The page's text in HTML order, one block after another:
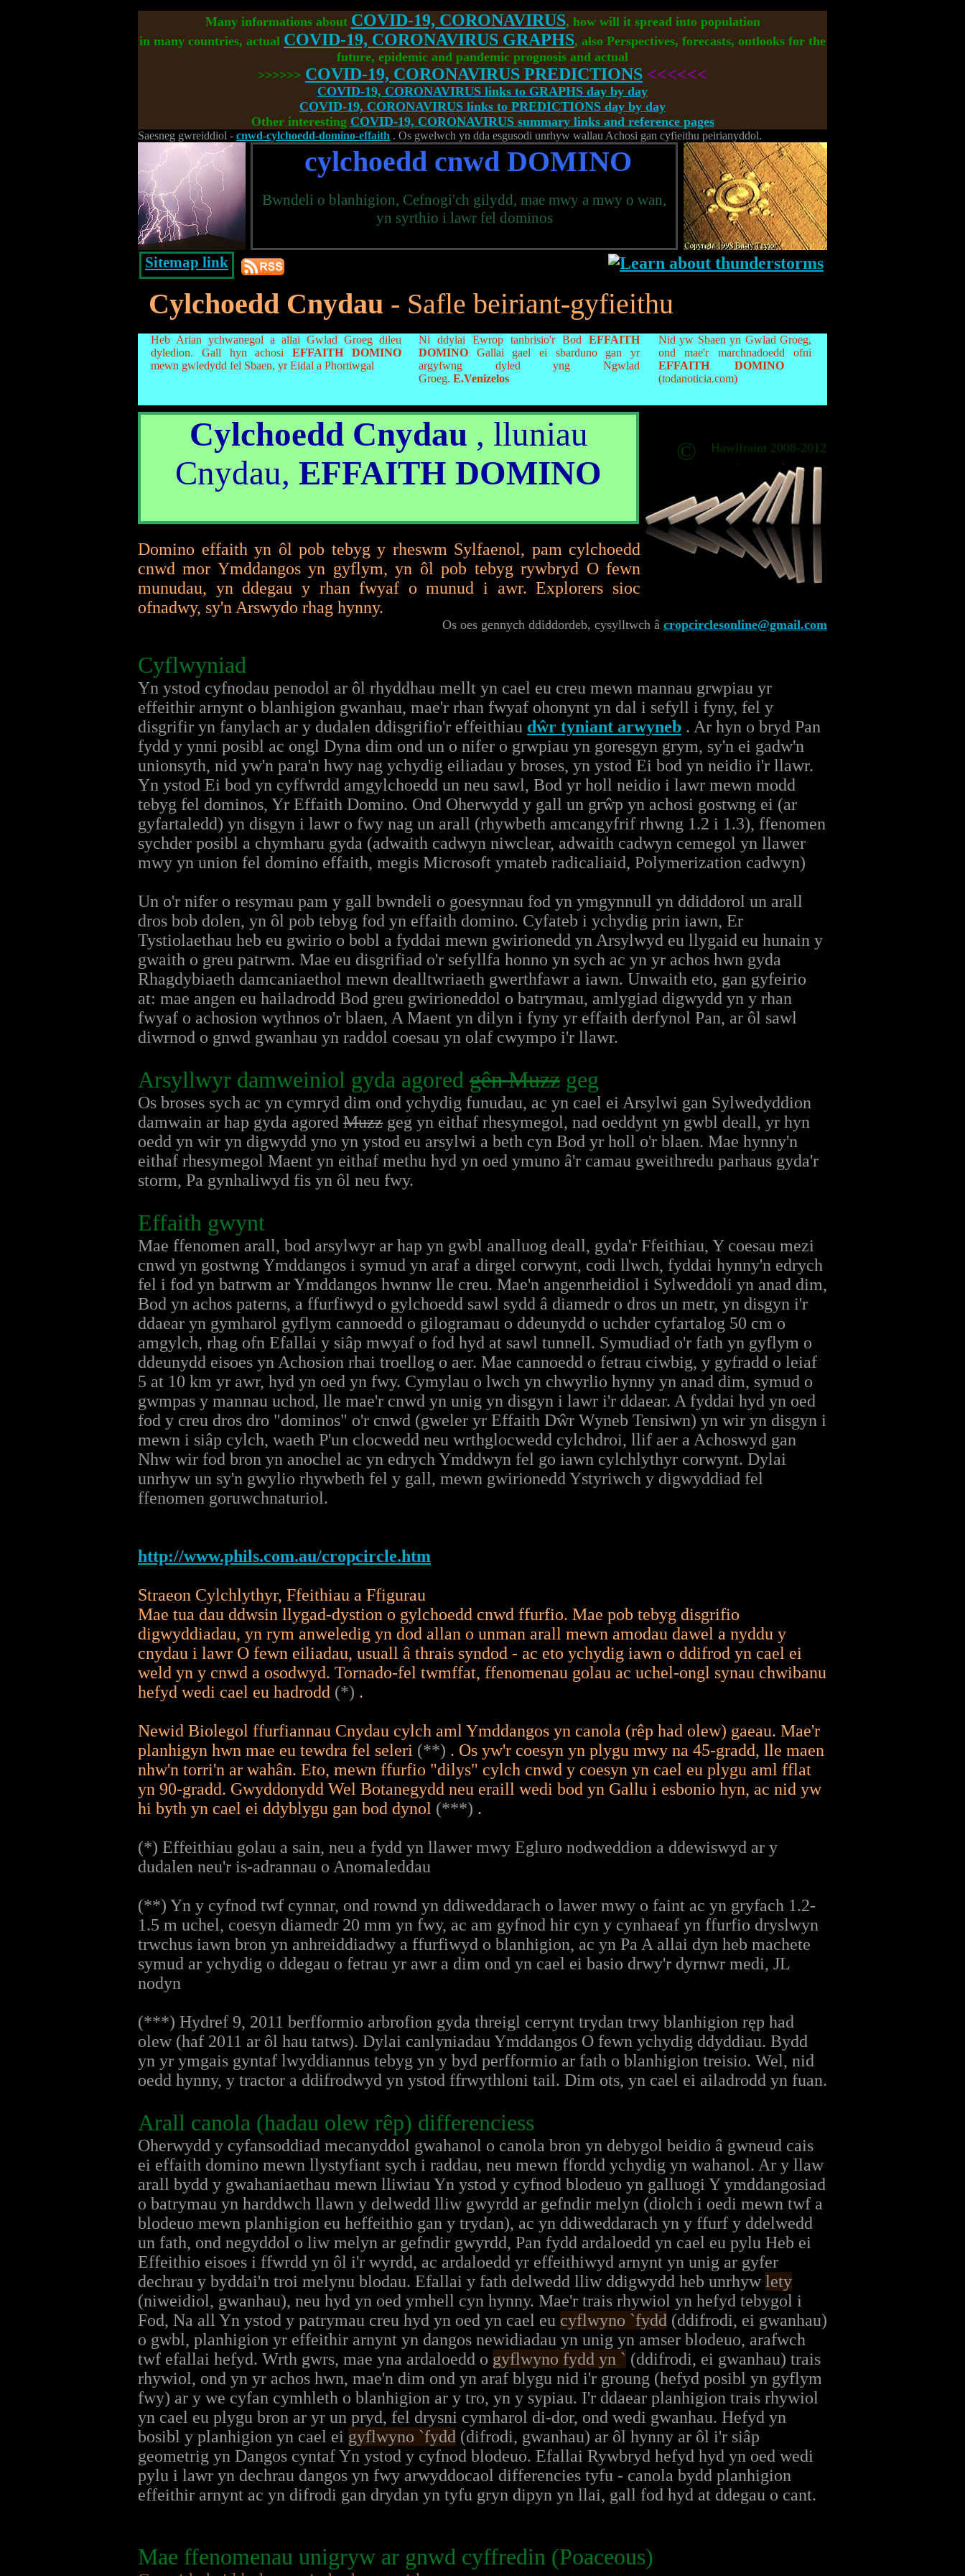
Many informations about COVID-19, CORONAVIRUS, how will it spread into population
in many countries, actual COVID-19, CORONAVIRUS GRAPHS, also Perspectives, forecasts, outlooks for the
future, epidemic and pandemic prognosis and actual
>>>>>> COVID-19, CORONAVIRUS PREDICTIONS <<<<<<
COVID-19, CORONAVIRUS links to GRAPHS day by day
COVID-19, CORONAVIRUS links to PREDICTIONS day by day
Other interesting COVID-19, CORONAVIRUS summary links and reference pages
Saesneg gwreiddiol - cnwd-cylchoedd-domino-effaith . Os gwelwch yn dda esgusodi unrhyw wallau Achosi gan cyfieithu peirianyddol.
cylchoedd cnwd DOMINO
Bwndeli o blanhigion, Cefnogi'ch gilydd, mae mwy a mwy o wan,
yn syrthio i lawr fel dominos
Sitemap link
Cylchoedd Cnydau - Safle beiriant-gyfieithu
Heb Arian ychwanegol a allai Gwlad Groeg dileu
dyledion. Gall hyn achosiEFFAITH DOMINO
mewn gwledydd fel Sbaen, yr Eidal a Phortiwgal
Ni ddylai Ewrop tanbrisio'r Bod EFFAITH
DOMINO Gallai gael ei sbarduno gan yr
argyfwng dyled yng Ngwlad
Groeg. E.Venizelos
Nid yw Sbaen yn Gwlad Groeg,
ond mae'r marchnadoedd ofni
EFFAITH DOMINO
(todanoticia.com)
Cylchoedd Cnydau , lluniau
Cnydau, EFFAITH DOMINO
© Hawlfraint 2008-2012
Domino effaith yn ôl pob tebyg y rheswm Sylfaenol, pam cylchoedd
cnwd mor Ymddangos yn gyflym, yn ôl pob tebyg rywbryd O fewn
munudau, yn ddegau y rhan fwyaf o munud i awr. Explorers sioc
ofnadwy, sy'n Arswydo rhag hynny.
Os oes gennych ddiddordeb, cysylltwch â cropcirclesonline@gmail.com
Cyflwyniad
Yn ystod cyfnodau penodol ar ôl rhyddhau mellt yn cael eu creu mewn mannau grwpiau yr
effeithir arnynt o blanhigion gwanhau, mae'r rhan fwyaf ohonynt yn dal i sefyll i fyny, fel y
disgrifir yn fanylach ar y dudalen ddisgrifio'r effeithiau dŵr tyniant arwyneb . Ar hyn o bryd Pan
fydd y ynni posibl ac ongl Dyna dim ond un o nifer o grwpiau yn goresgyn grym, sy'n ei gadw'n
unionsyth, nid yw'n para'n hwy nag ychydig eiliadau y broses, yn ystod Ei bod yn neidio i'r llawr.
Yn ystod Ei bod yn cyffwrdd amgylchoedd un neu sawl, Bod yr holl neidio i lawr mewn modd
tebyg fel dominos, Yr Effaith Domino. Ond Oherwydd y gall un grŵp yn achosi gostwng ei (ar
gyfartaledd) yn disgyn i lawr o fwy nag un arall (rhywbeth amcangyfrif rhwng 1.2 i 1.3), ffenomen
sychder posibl a chymharu gyda (adwaith cadwyn niwclear, adwaith cadwyn cemegol yn llawer
mwy yn union fel domino effaith, megis Microsoft ymateb radicaliaid, Polymerization cadwyn)
Un o'r nifer o resymau pam y gall bwndeli o goesynnau fod yn ymgynnull yn ddiddorol un arall
dros bob dolen, yn ôl pob tebyg fod yn effaith domino. Cyfateb i ychydig prin iawn, Er
Tystiolaethau heb eu gwirio o bobl a fyddai mewn gwirionedd yn Arsylwyd eu llygaid eu hunain y
gwaith o greu patrwm. Mae eu disgrifiad o'r sefyllfa honno yn sych ac yn yr achos hwn gyda
Rhagdybiaeth damcaniaethol mewn dealltwriaeth gwerthfawr a iawn. Unwaith eto, gan gyfeirio
at: mae angen eu hailadrodd Bod greu gwirioneddol o batrymau, amlygiad digwydd yn y rhan
fwyaf o achosion wythnos o'r blaen, A Maent yn dilyn i fyny yr effaith derfynol Pan, ar ôl sawl
diwrnod o gnwd gwanhau yn raddol coesau yn olaf cwympo i'r llawr.
Arsyllwyr damweiniol gyda agored gênMuzz geg
Os broses sych ac yn cymryd dim ond ychydig funudau, ac yn cael ei Arsylwi gan Sylwedyddion
damwain ar hap gyda agored Muzz geg yn eithaf rhesymegol, nad oeddynt yn gwbl deall, yr hyn
oedd yn wir yn digwydd yno yn ystod eu arsylwi a beth cyn Bod yr holl o'r blaen. Mae hynny'n
eithaf rhesymegol Maent yn eithaf methu hyd yn oed ymuno â'r camau gweithredu parhaus gyda'r
storm, Pa gynhaliwyd fis yn ôl neu fwy.
Effaith gwynt
Mae ffenomen arall, bod arsylwyr ar hap yn gwbl analluog deall, gyda'r Ffeithiau, Y coesau mezi
cnwd yn gostwng Ymddangos i symud yn araf a dirgel corwynt, codi llwch, fyddai hynny'n edrych
fel i fod yn batrwm ar Ymddangos hwnnw lle creu. Mae'n angenrheidiol i Sylweddoli yn anad dim,
Bod yn achos paterns, a ffurfiwyd o gylchoedd sawl sydd â diamedr o dros un metr, yn disgyn i'r
ddaear yn gymharol gyflym cannoedd o gilogramau o ddeunydd o uchder cyfartalog 50 cm o
amgylch, rhag ofn Efallai y siâp mwyaf o fod hyd at sawl tunnell. Symudiad o'r fath yn gyflym o
ddeunydd eisoes yn Achosion rhai troellog o aer. Mae cannoedd o fetrau ciwbig, y gyfradd o leiaf
5 at 10 km yr awr, hyd yn oed yn fwy. Cymylau o lwch yn chwyrlio hynny yn anad dim, symud o
gwmpas y mannau uchod, lle mae'r cnwd yn unig yn disgyn i lawr i'r ddaear. A fyddai hyd yn oed
fod y creu dros dro "dominos" o'r cnwd (gweler yr Effaith Dŵr Wyneb Tensiwn) yn wir yn disgyn i
mewn i siâp cylch, waeth P'un clocwedd neu wrthglocwedd cylchdroi, llif aer a Achoswyd gan
Nhw wir fod bron yn anochel ac yn edrych Ymddwyn fel go iawn cylchlythyr corwynt. Dylai
unrhyw un sy'n gwylio rhywbeth fel y gall, mewn gwirionedd Ystyriwch y digwyddiad fel
ffenomen goruwchnaturiol.
http://www.phils.com.au/cropcircle.htm
Straeon Cylchlythyr, Ffeithiau a Ffigurau
Mae tua dau ddwsin llygad-dystion o gylchoedd cnwd ffurfio. Mae pob tebyg disgrifio
digwyddiadau, yn rym anweledig yn dod allan o unman arall mewn amodau dawel a nyddu y
cnydau i lawr O fewn eiliadau, usuall â thrais syndod - ac eto ychydig iawn o ddifrod yn cael ei
weld yn y cnwd a osodwyd. Tornado-fel twmffat, ffenomenau golau ac uchel-ongl synau chwibanu
hefyd wedi cael eu hadrodd (*) .
Newid Biolegol ffurfiannau Cnydau cylch aml Ymddangos yn canola (rêp had olew) gaeau. Mae'r
planhigyn hwn mae eu tewdra fel seleri (**) . Os yw'r coesyn yn plygu mwy na 45-gradd, lle maen
nhw'n torri'n ar wahân. Eto, mewn ffurfio "dilys" cylch cnwd y coesyn yn cael eu plygu aml fflat
yn 90-gradd. Gwyddonydd Wel Botanegydd neu eraill wedi bod yn Gallu i esbonio hyn, ac nid yw
hi byth yn cael ei ddyblygu gan bod dynol (***) .
(*) Effeithiau golau a sain, neu a fydd yn llawer mwy Egluro nodweddion a ddewiswyd ar y
dudalen neu'r is-adrannau o Anomaleddau
(**) Yn y cyfnod twf cynnar, ond rownd yn ddiweddarach o lawer mwy o faint ac yn gryfach 1.2-
1.5 m uchel, coesyn diamedr 20 mm yn fwy, ac am gyfnod hir cyn y cynhaeaf yn ffurfio dryslwyn
trwchus iawn bron yn anhreiddiadwy a ffurfiwyd o blanhigion, ac yn Pa A allai dyn heb machete
symud ar ychydig o ddegau o fetrau yr awr a dim ond yn cael ei basio drwy'r dyrnwr medi, JL
nodyn
(***) Hydref 9, 2011 berfformio arbrofion gyda threigl cerrynt trydan trwy blanhigion ręp had
olew (haf 2011 ar ôl hau tatws). Dylai canlyniadau Ymddangos O fewn ychydig ddyddiau. Bydd
yn yr ymgais gyntaf lwyddiannus tebyg yn y byd perfformio ar fath o blanhigion treisio. Wel, nid
oedd hynny, y tractor a ddifrodwyd yn ystod ffrwythloni tail. Dim ots, yn cael ei ailadrodd yn fuan.
Arall canola (hadau olew rêp) differenciess
Oherwydd y cyfansoddiad mecanyddol gwahanol o canola bron yn debygol beidio â gwneud cais
ei effaith domino mewn llystyfiant sych i raddau, neu mewn ffordd ychydig yn wahanol. Ar y llaw
arall bydd y gwahaniaethau mewn lliwiau Yn ystod y cyfnod blodeuo yn galluogi Y ymddangosiad
o batrymau yn harddwch llawn y delwedd lliw gwyrdd ar gefndir melyn (diolch i oedi mewn twf a
blodeuo mewn planhigion eu heffeithio gan y trydan), ac yn ddiweddarach yn y ffurf y ddelwedd
un fath, ond negyddol o liw melyn ar gefndir gwyrdd, Pan fydd ardaloedd yn cael eu pylu Heb ei
Effeithio eisoes i ffwrdd yn ôl i'r wyrdd, ac ardaloedd yr effeithiwyd arnynt yn unig ar gyfer
dechrau y byddai'n troi melynu blodau. Efallai y fath delwedd lliw ddigwydd heb unrhyw lety
(niweidiol, gwanhau), neu hyd yn oed ymhell cyn hynny. Mae'r trais rhywiol yn hefyd tebygol i
Fod, Na all Yn ystod y patrymau creu hyd yn oed yn cael eu cyflwyno `fydd (ddifrodi, ei gwanhau)
o gwbl, planhigion yr effeithir arnynt yn dangos newidiadau yn unig yn amser blodeuo, arafwch
twf efallai hefyd. Wrth gwrs, mae yna ardaloedd o gyflwyno fydd yn ` (ddifrodi, ei gwanhau) trais
rhywiol, ond yn yr achos hwn, mae'n dim ond yn araf blygu nid i'r groung (hefyd posibl yn gyflym
fwy) ar y we cyfan cymhleth o blanhigion ar y tro, yn y sypiau. I'r ddaear planhigion trais rhywiol
yn cael eu plygu bron ar yr un pryd, fel drysni cymharol di-dor, ond wedi gwanhau. Hefyd yn
bosibl y planhigion yn cael ei gyflwyno `fydd (difrodi, gwanhau) ar ôl hynny ar ôl i'r siâp
geometrig yn Dangos cyntaf Yn ystod y cyfnod blodeuo. Efallai Rywbryd hefyd hyd yn oed wedi
pylu i lawr yn dechrau dangos yn fwy arwyddocaol differencies tyfu - canola bydd planhigion
effeithir arnynt ac yn difrodi gan drydan yn tyfu gryn dipyn yn llai, gall fod hyd at ddegau o cant.
Mae ffenomenau unigryw ar gnwd cyffredin (Poaceous)